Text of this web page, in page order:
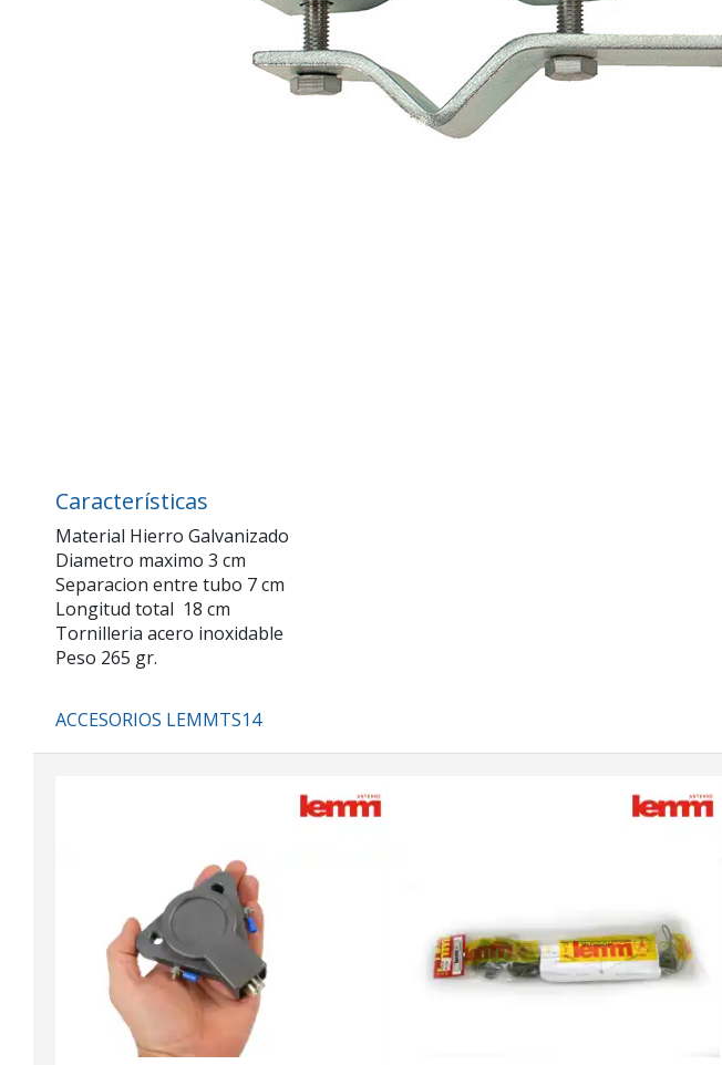
Características
Material Hierro Galvanizado
Diametro maximo 3 cm
Separacion entre tubo 7 cm
Longitud total 18 cm
Tornilleria acero inoxidable
Peso 265 gr.
ACCESORIOS LEMMTS14